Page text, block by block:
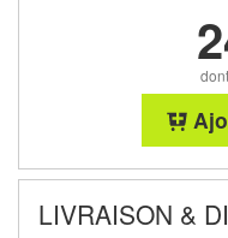
LIVRAISON &